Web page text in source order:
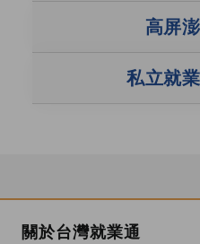
高屏
私立就
關於台灣就業通